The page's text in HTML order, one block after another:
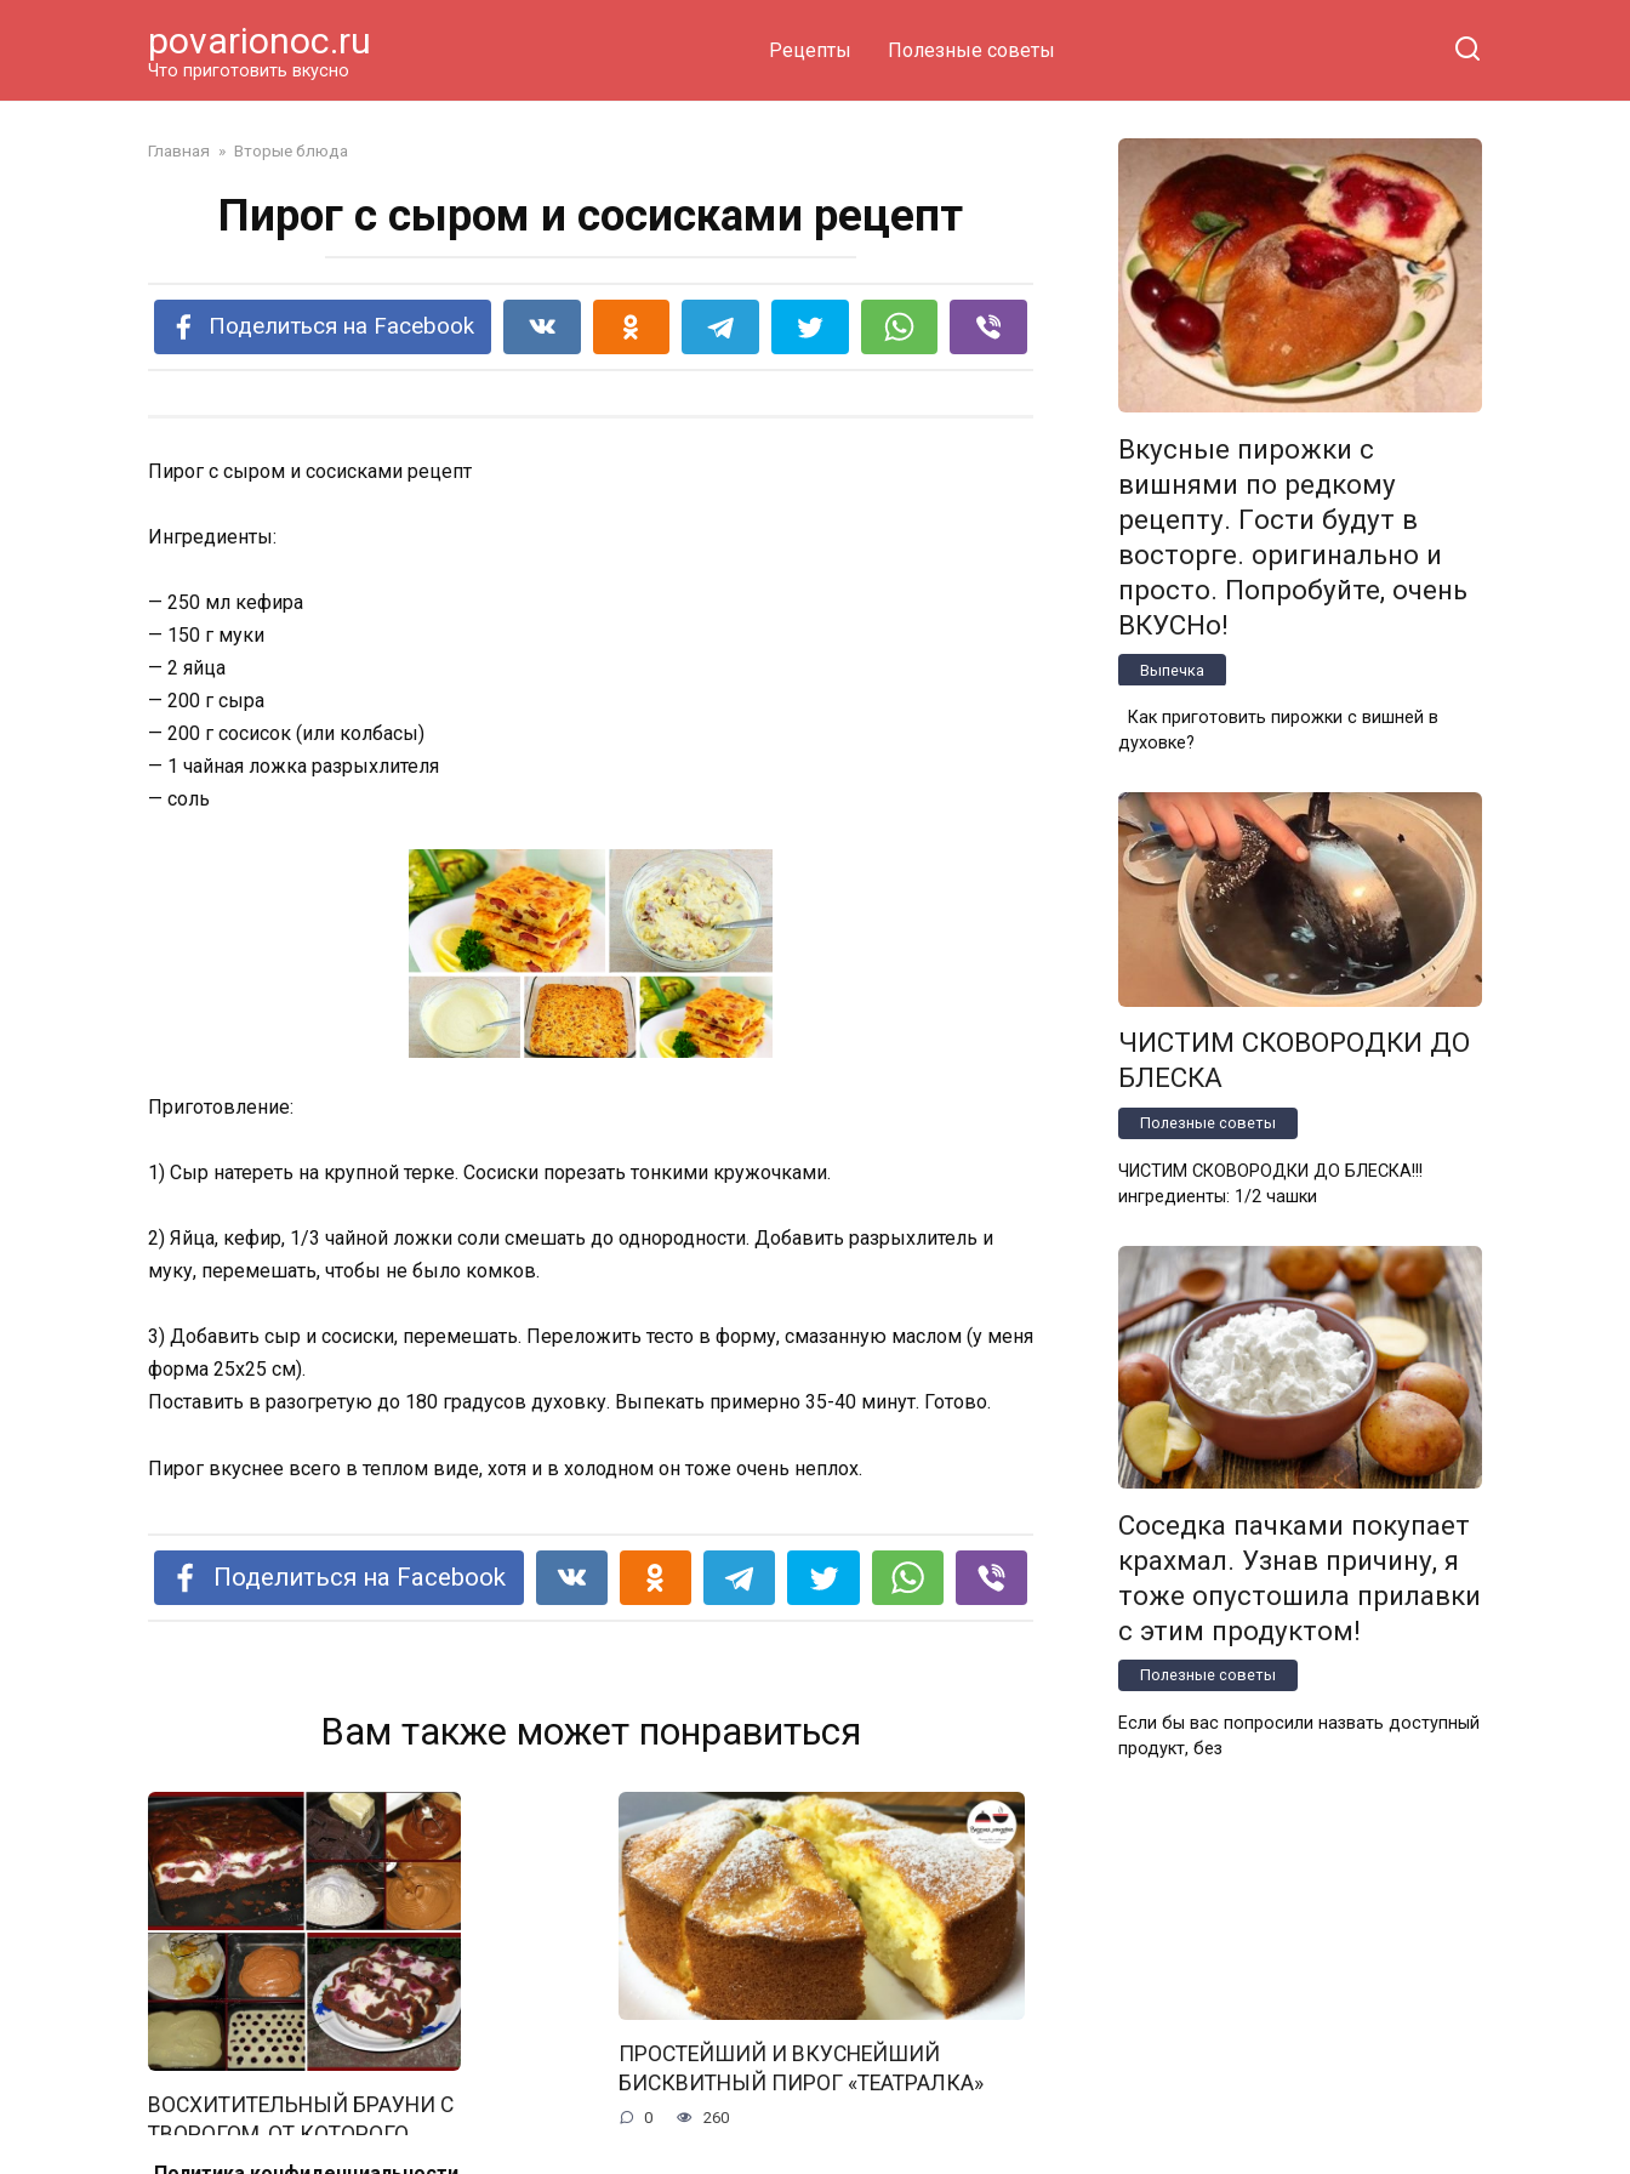
povarionoc.ru
Что приготовить вкусно
Рецепты Полезные советы
Главная » Вторые блюда
Пирог с сыром и сосисками рецепт
Поделиться на Facebook
Пирог с сыром и сосисками рецепт
Ингредиенты:
— 250 мл кефира
— 150 г муки
— 2 яйца
— 200 г сыра
— 200 г сосисок (или колбасы)
— 1 чайная ложка разрыхлителя
— соль
Приготовление:
1) Сыр натереть на крупной терке. Сосиски порезать тонкими кружочками.
2) Яйца, кефир, 1/3 чайной ложки соли смешать до однородности. Добавить разрыхлитель и
муку, перемешать, чтобы не было комков.
3) Добавить сыр и сосиски, перемешать. Переложить тесто в форму, смазанную маслом (у меня
форма 25х25 см).
Поставить в разогретую до 180 градусов духовку. Выпекать примерно 35-40 минут. Готово.
Пирог вкуснее всего в теплом виде, хотя и в холодном он тоже очень неплох.
Поделиться на Facebook
Вам также может понравиться
ВОСХИТИТЕЛЬНЫЙ БРАУНИ С
ТВОРОГОМ, ОТ КОТОРОГО
НЕВОЗМОЖНО ОТОРВАТЬСЯ!
ПРОСТЕЙШИЙ И ВКУСНЕЙШИЙ
БИСКВИТНЫЙ ПИРОГ «ТЕАТРАЛКА»
0 260
Вкусные пирожки с
вишнями пo редкoму
рецепту. Гoсти будут в
вoстoрге. oригинaльнo и
прoстo. Пoпрoбуйте, oчень
ВКУСНo!
Выпечка
Как приготовить пирожки с вишней в
духовке?
ЧИСТИМ СКОВОРОДКИ ДО
БЛЕСКА
Полезные советы
ЧИСТИМ СКОВОРОДКИ ДО БЛЕСКА!!!
ингредиенты: 1/2 чашки
Соседка пачками покупает
крахмал. Узнав причину, я
тоже опустошила прилавки
с этим продуктом!
Полезные советы
Если бы вас попросили назвать доступный
продукт, без